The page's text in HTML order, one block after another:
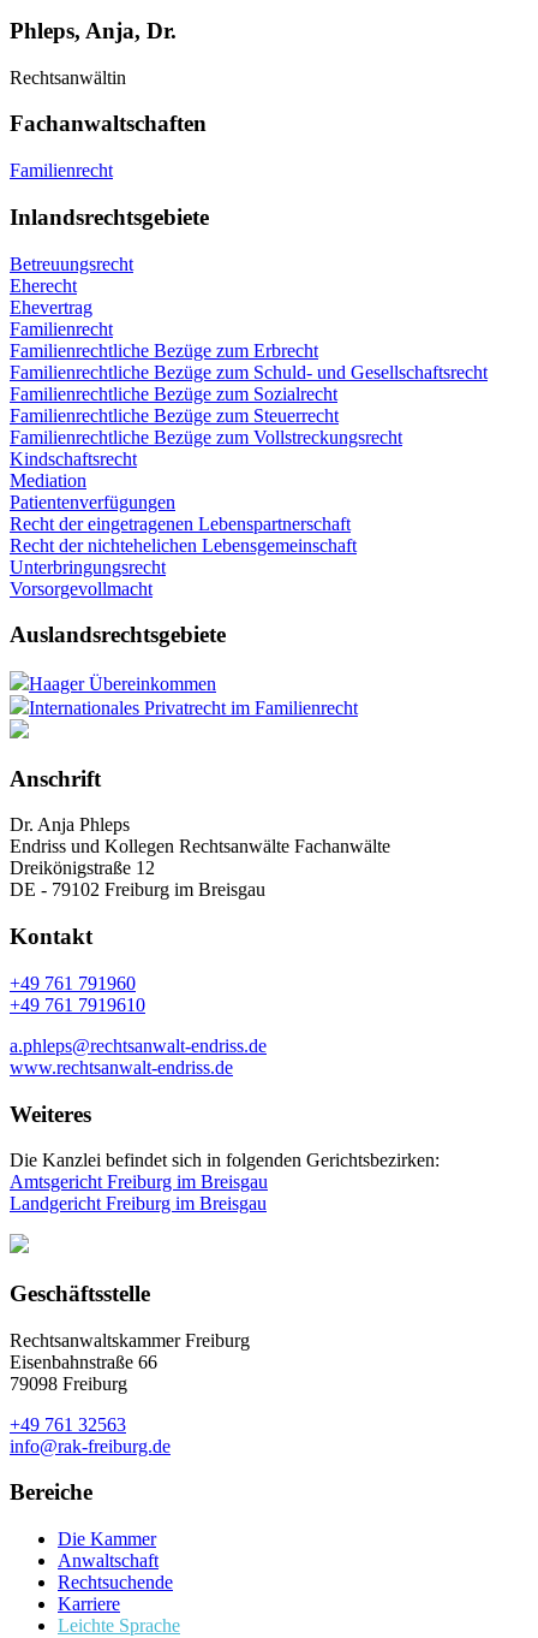
Phleps, Anja, Dr.
Rechtsanwältin
Fachanwaltschaften
Familienrecht
Inlandsrechtsgebiete
Betreuungsrecht
Eherecht
Ehevertrag
Familienrecht
Familienrechtliche Bezüge zum Erbrecht
Familienrechtliche Bezüge zum Schuld- und Gesellschaftsrecht
Familienrechtliche Bezüge zum Sozialrecht
Familienrechtliche Bezüge zum Steuerrecht
Familienrechtliche Bezüge zum Vollstreckungsrecht
Kindschaftsrecht
Mediation
Patientenverfügungen
Recht der eingetragenen Lebenspartnerschaft
Recht der nichtehelichen Lebensgemeinschaft
Unterbringungsrecht
Vorsorgevollmacht
Auslandsrechtsgebiete
Haager Übereinkommen
Internationales Privatrecht im Familienrecht
Anschrift
Dr. Anja Phleps
Endriss und Kollegen Rechtsanwälte Fachanwälte
Dreikönigstraße 12
DE - 79102 Freiburg im Breisgau
Kontakt
+49 761 791960
+49 761 7919610
a.phleps@rechtsanwalt-endriss.de
www.rechtsanwalt-endriss.de
Weiteres
Die Kanzlei befindet sich in folgenden Gerichtsbezirken:
Amtsgericht Freiburg im Breisgau
Landgericht Freiburg im Breisgau
Geschäftsstelle
Rechtsanwaltskammer Freiburg
Eisenbahnstraße 66
79098 Freiburg
+49 761 32563
info@rak-freiburg.de
Bereiche
Die Kammer
Anwaltschaft
Rechtsuchende
Karriere
Leichte Sprache